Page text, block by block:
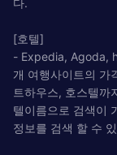
[호텔]
- Expedia, Agoda,
개 여행사이트의 가
트하우스, 호스텔까
텔이름으로 검색이
정보를 검색 할 수